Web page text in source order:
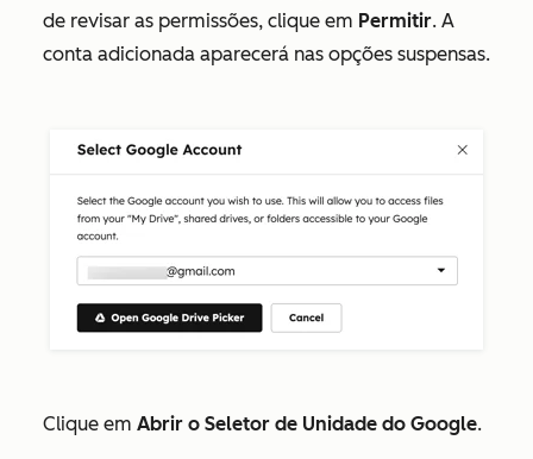
de revisar as permissões, clique em Permitir. A
conta adicionada aparecerá nas opções suspensas.
Clique em Abrir o Seletor de Unidade do Google.